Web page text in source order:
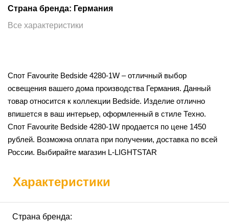
Страна бренда: Германия
Все характеристики
Спот Favourite Bedside 4280-1W – отличный выбор
освещения вашего дома производства Германия. Данный
товар относится к коллекции Bedside. Изделие отлично
впишется в ваш интерьер, оформленный в стиле Техно.
Спот Favourite Bedside 4280-1W продается по цене 1450
рублей. Возможна оплата при получении, доставка по всей
России. Выбирайте магазин L-LIGHTSTAR
Характеристики
Страна бренда: